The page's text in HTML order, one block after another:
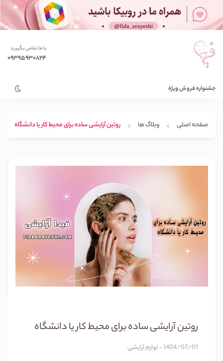
با ما تماس بگیرید
09395930824
جشنواره فروش ویژه
صفحه اصلی وبلاگ ها روتین آرایشی ساده برای محیط کار یا دانشگاه
روتین آرایشی ساده برای محیط کار یا دانشگاه
1404/07/01 - لوازم آرایشی